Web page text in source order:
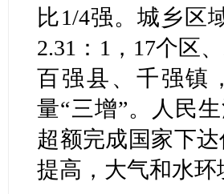
比1/4强。城乡区
2.31：1，17个区
百强县、千强镇
量“三增”。人民
超额完成国家下
提高，大气和水